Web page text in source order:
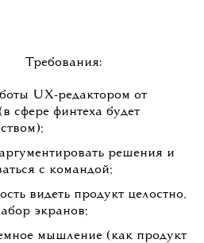
Требования:
UX-редактором от
сфере финтеха будет
решения и
с командой;
видеть продукт целостно,
экранов;
мышление (как продукт